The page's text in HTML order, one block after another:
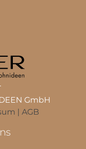
GmbH
| AGB